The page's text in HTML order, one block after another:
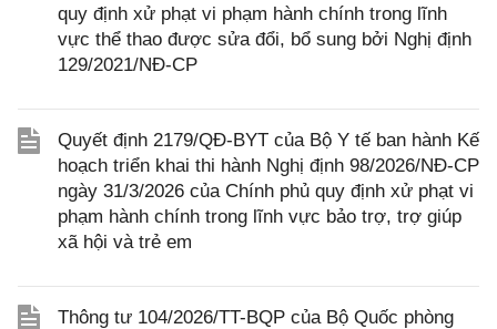
quy định xử phạt vi phạm hành chính trong lĩnh
vực thể thao được sửa đổi, bổ sung bởi Nghị định
129/2021/NĐ-CP
Quyết định 2179/QĐ-BYT của Bộ Y tế ban hành Kế
hoạch triển khai thi hành Nghị định 98/2026/NĐ-CP
ngày 31/3/2026 của Chính phủ quy định xử phạt vi
phạm hành chính trong lĩnh vực bảo trợ, trợ giúp
xã hội và trẻ em
Thông tư 104/2026/TT-BQP của Bộ Quốc phòng